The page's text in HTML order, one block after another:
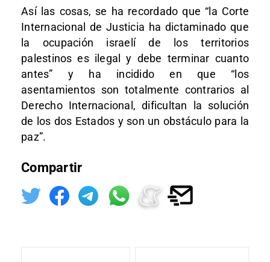
Así las cosas, se ha recordado que “la Corte
Internacional de Justicia ha dictaminado que
la ocupación israelí de los territorios
palestinos es ilegal y debe terminar cuanto
antes” y ha incidido en que “los
asentamientos son totalmente contrarios al
Derecho Internacional, dificultan la solución
de los dos Estados y son un obstáculo para la
paz”.
Compartir